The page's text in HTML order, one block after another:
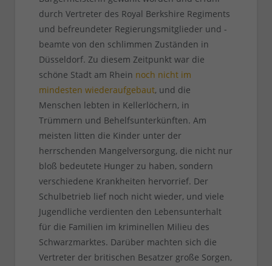
durch Vertreter des Royal Berkshire Regiments
und befreundeter Regierungsmitglieder und -
beamte von den schlimmen Zuständen in
Düsseldorf. Zu diesem Zeitpunkt war die
schöne Stadt am Rhein noch nicht im
mindesten wiederaufgebaut, und die
Menschen lebten in Kellerlöchern, in
Trümmern und Behelfsunterkünften. Am
meisten litten die Kinder unter der
herrschenden Mangelversorgung, die nicht nur
bloß bedeutete Hunger zu haben, sondern
verschiedene Krankheiten hervorrief. Der
Schulbetrieb lief noch nicht wieder, und viele
Jugendliche verdienten den Lebensunterhalt
für die Familien im kriminellen Milieu des
Schwarzmarktes. Darüber machten sich die
Vertreter der britischen Besatzer große Sorgen,